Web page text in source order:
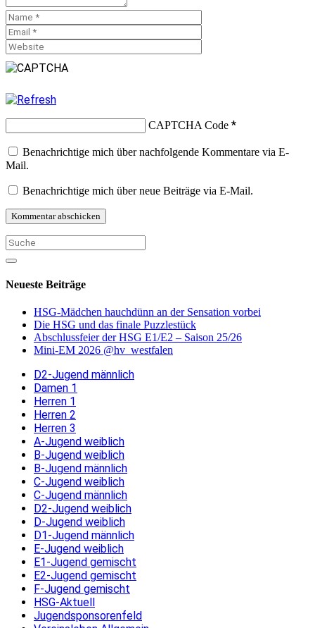
CAPTCHA Code *
Benachrichtige mich über nachfolgende Kommentare via E-
Mail.
Benachrichtige mich über neue Beiträge via E-Mail.
Neueste Beiträge
HSG-Mädchen hauchdünn an der Sensation vorbei
Die HSG und das finale Puzzlestück
Abschlussfeier der HSG E1/E2 – Saison 25/26
Mini-EM 2026 @hv_westfalen
D2-Jugend männlich
Damen 1
Herren 1
Herren 2
Herren 3
A-Jugend weiblich
B-Jugend weiblich
B-Jugend männlich
C-Jugend weiblich
C-Jugend männlich
D2-Jugend weiblich
D-Jugend weiblich
D1-Jugend männlich
E-Jugend weiblich
E1-Jugend gemischt
E2-Jugend gemischt
F-Jugend gemischt
HSG-Aktuell
Jugendsponsorenfeld